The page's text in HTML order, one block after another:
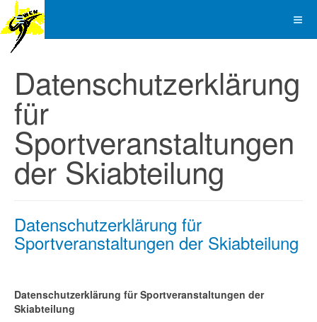
Datenschutzerklärung
für
Sportveranstaltungen
der Skiabteilung
Datenschutzerklärung für
Sportveranstaltungen der Skiabteilung
Datenschutzerklärung für Sportveranstaltungen der
Skiabteilung